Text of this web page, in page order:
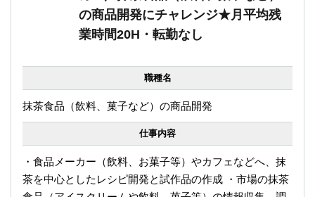
の商品開発にチャレンジ★月平均残
業時間20H・転勤なし
職種名
抹茶食品（飲料、菓子など）の商品開発
仕事内容
・食品メーカー（飲料、お菓子等）やカフェなどへ、抹
茶を中心としたレシピ開発と試作品の作成 ・市場の抹茶